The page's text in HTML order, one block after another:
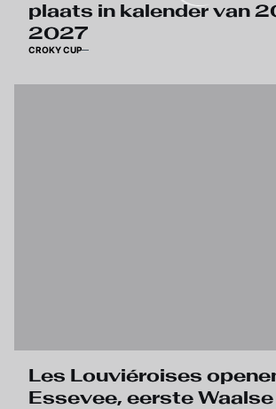
plaats in kalender van
2027
CROKY CUP
Les Louviéroises
Essevee, eerste